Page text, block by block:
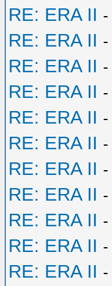
RE: ERA II -
RE: ERA II -
RE: ERA II -
RE: ERA II -
RE: ERA II -
RE: ERA II -
RE: ERA II -
RE: ERA II -
RE: ERA II -
RE: ERA II -
RE: ERA II -